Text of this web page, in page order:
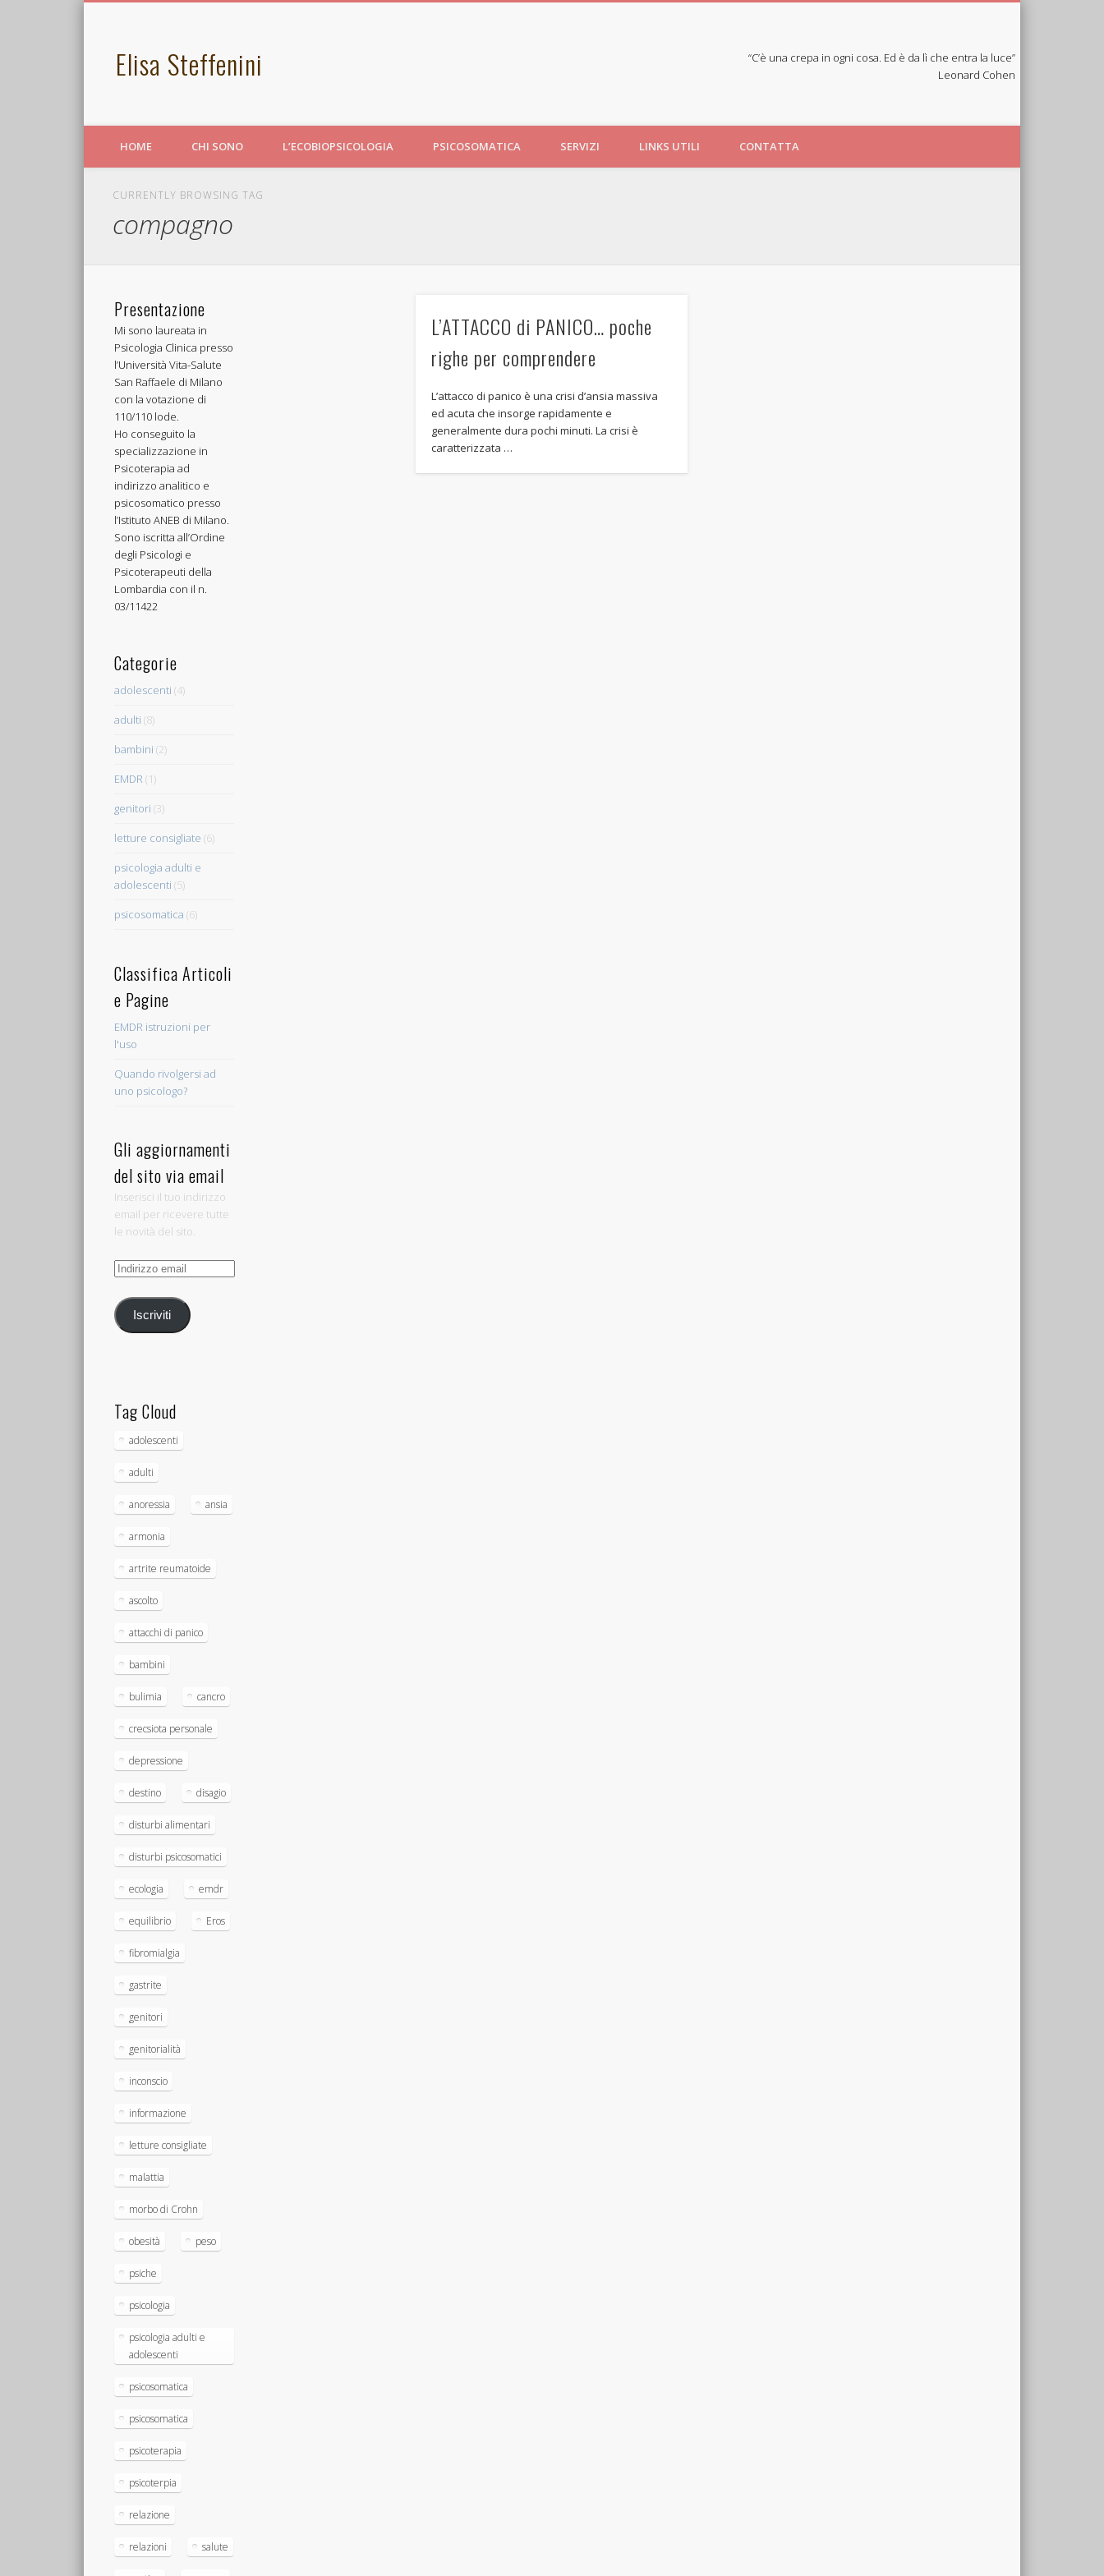
Elisa Steffenini
“C’è una crepa in ogni cosa. Ed è da lì che entra la luce”
Leonard Cohen
HOME CHI SONO L’ECOBIOPSICOLOGIA PSICOSOMATICA SERVIZI LINKS UTILI CONTATTA
CURRENTLY BROWSING TAG
compagno
L’ATTACCO di PANICO… poche
righe per comprendere
L’attacco di panico è una crisi d’ansia massiva
ed acuta che insorge rapidamente e
generalmente dura pochi minuti. La crisi è
caratterizzata …
Presentazione
Mi sono laureata in
Psicologia Clinica presso
l’Università Vita-Salute
San Raffaele di Milano
con la votazione di
110/110 lode.
Ho conseguito la
specializzazione in
Psicoterapia ad
indirizzo analitico e
psicosomatico presso
l’Istituto ANEB di Milano.
Sono iscritta all’Ordine
degli Psicologi e
Psicoterapeuti della
Lombardia con il n.
03/11422
Categorie
adolescenti (4)
adulti (8)
bambini (2)
EMDR (1)
genitori (3)
letture consigliate (6)
psicologia adulti e
adolescenti (5)
psicosomatica (6)
Classifica Articoli
e Pagine
EMDR istruzioni per
l'uso
Quando rivolgersi ad
uno psicologo?
Gli aggiornamenti
del sito via email
Inserisci il tuo indirizzo
email per ricevere tutte
le novità del sito.
Indirizzo
Iscriviti
Tag Cloud
adolescenti
adulti
anoressia ansia
armonia
artrite reumatoide
ascolto
attacchi di panico
bambini
bulimia cancro
crecsiota personale
depressione
destino disagio
disturbi alimentari
disturbi psicosomatici
ecologia emdr
equilibrio Eros
fibromialgia
gastrite
genitori
genitorialità
inconscio
informazione
letture consigliate
malattia
morbo di Crohn
obesità peso
psiche
psicologia
psicologia adulti e
adolescenti
psicosomatica
psicosomatica
psicoterapia
psicoterpia
relazione
relazioni salute